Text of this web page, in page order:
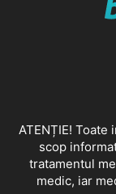
ATENȚIE!
scop
tratamentul
medic, iar